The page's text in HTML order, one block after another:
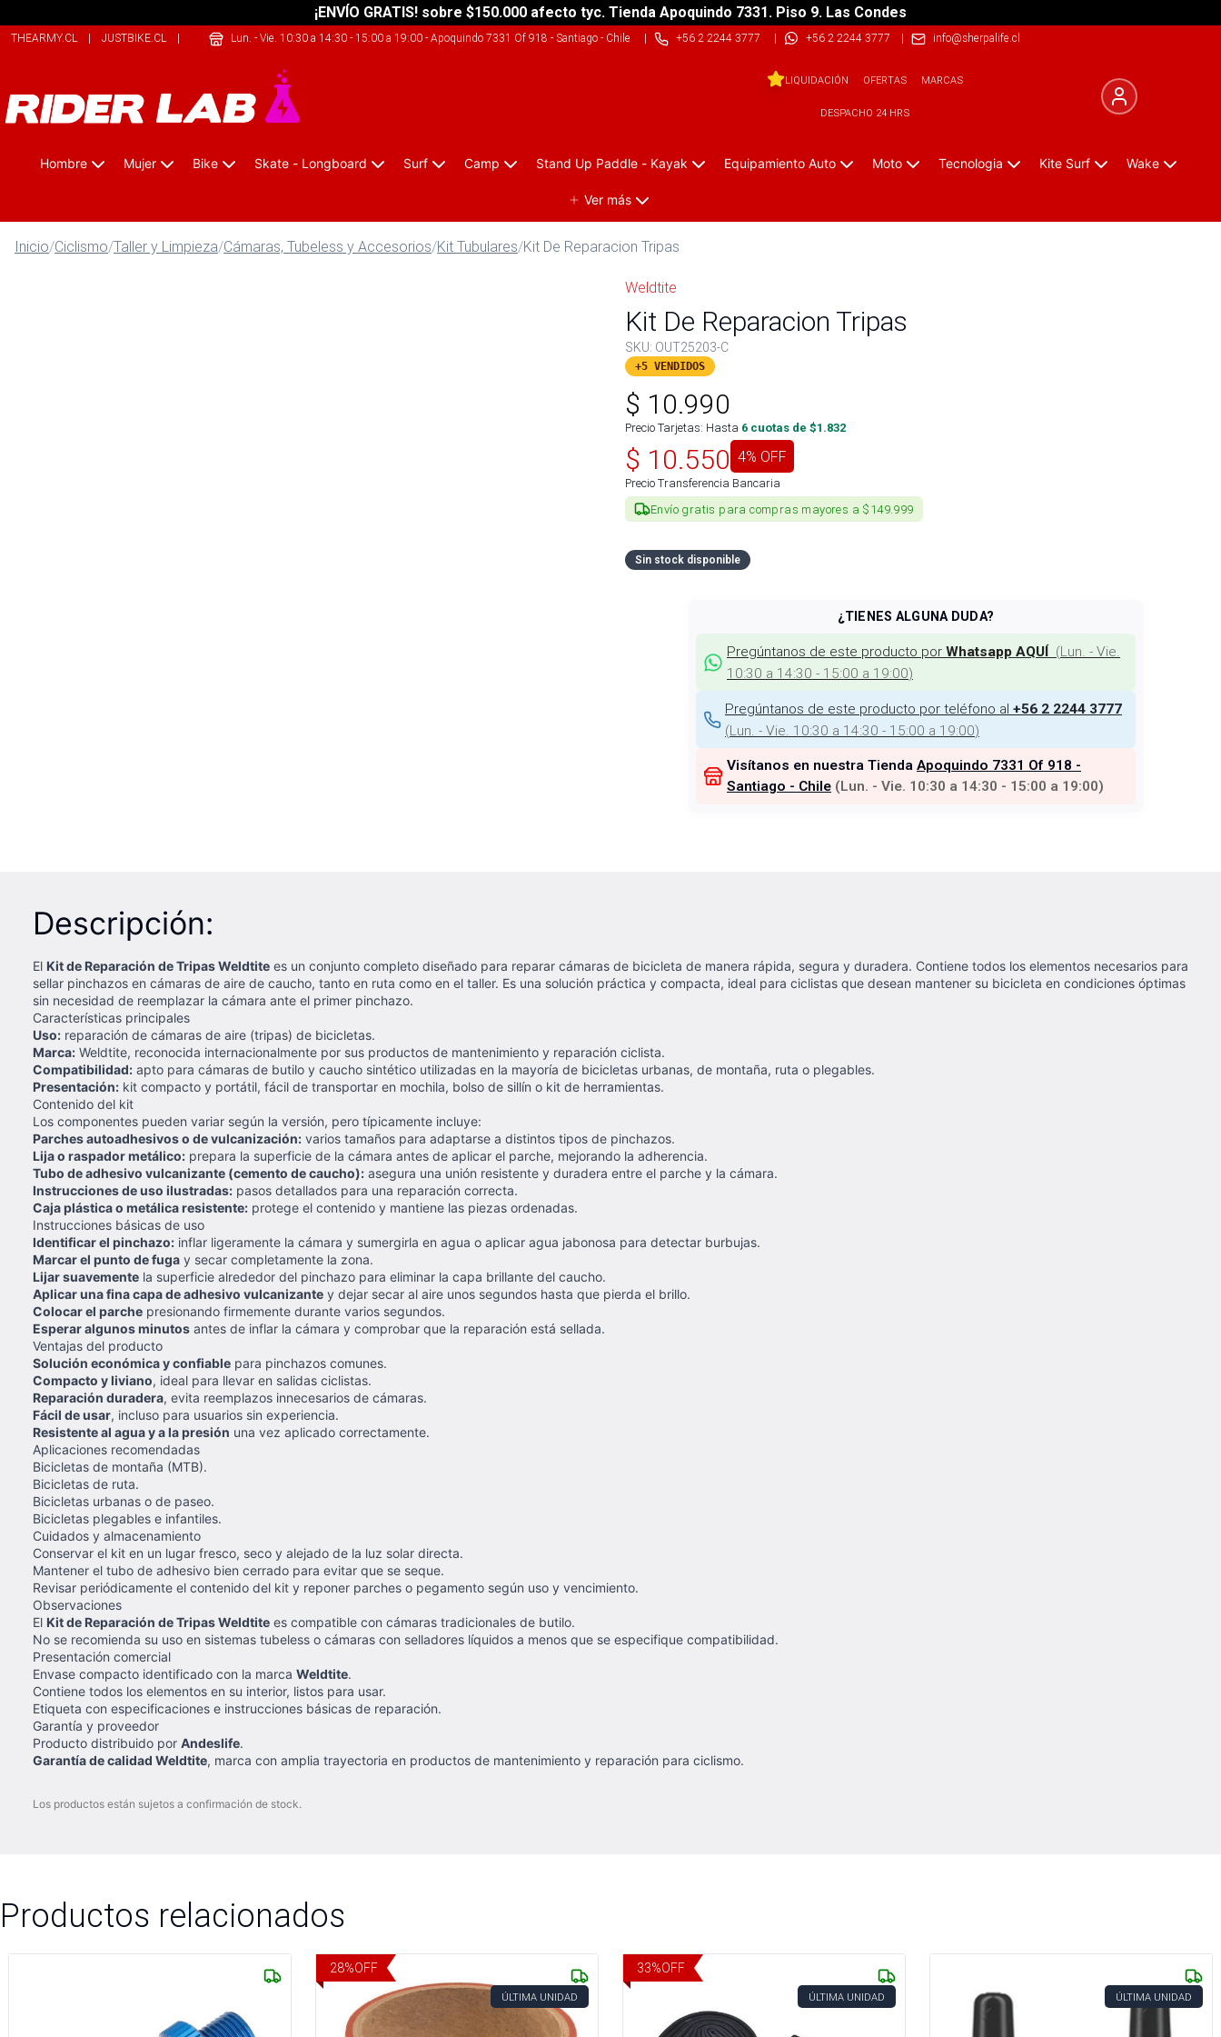
¡ENVÍO GRATIS! sobre $150.000 afecto tyc. Tienda Apoquindo 7331. Piso 9. Las Condes
THEARMY.CL | JUSTBIKE.CL | ONEKAYAK.CLLun. - Vie. 10:30 a 14:30 - 15:00 a 19:00- Apoquindo 7331 Of 918 - Santiago - Chile| +56 2 2244 3777 | +56 2 2244 3777 | info@sherpalife.cl
LIQUIDACIÓN OFERTAS MARCAS
DESPACHO 24 HRS
Hombre Mujer Bike Skate - Longboard Surf Camp Stand Up Paddle - Kayak Equipamiento Auto Moto Tecnologia Kite Surf Wake
Ver más
Inicio/Ciclismo/Taller y Limpieza/Cámaras, Tubeless y Accesorios/Kit Tubulares/Kit De Reparacion Tripas
Weldtite
Kit De Reparacion Tripas
SKU: OUT25203-C
+5 VENDIDOS
$ 10.990
Precio Tarjetas: Hasta 6 cuotas de $1.832
$ 10.550 4% OFF
Precio Transferencia Bancaria
Envío gratis para compras mayores a $149.999
Sin stock disponible
¿TIENES ALGUNA DUDA?
Pregúntanos de este producto por Whatsapp AQUÍ (Lun. - Vie.
10:30 a 14:30 - 15:00 a 19:00)
Pregúntanos de este producto por teléfono al +56 2 2244 3777
(Lun. - Vie. 10:30 a 14:30 - 15:00 a 19:00)
Visítanos en nuestra Tienda Apoquindo 7331 Of 918 -
Santiago - Chile (Lun. - Vie. 10:30 a 14:30 - 15:00 a 19:00)
Descripción:
El Kit de Reparación de Tripas Weldtite es un conjunto completo diseñado para reparar cámaras de bicicleta de manera rápida, segura y duradera. Contiene todos los elementos necesarios para
sellar pinchazos en cámaras de aire de caucho, tanto en ruta como en el taller. Es una solución práctica y compacta, ideal para ciclistas que desean mantener su bicicleta en condiciones óptimas
sin necesidad de reemplazar la cámara ante el primer pinchazo.
Características principales
Uso: reparación de cámaras de aire (tripas) de bicicletas.
Marca: Weldtite, reconocida internacionalmente por sus productos de mantenimiento y reparación ciclista.
Compatibilidad: apto para cámaras de butilo y caucho sintético utilizadas en la mayoría de bicicletas urbanas, de montaña, ruta o plegables.
Presentación: kit compacto y portátil, fácil de transportar en mochila, bolso de sillín o kit de herramientas.
Contenido del kit
Los componentes pueden variar según la versión, pero típicamente incluye:
Parches autoadhesivos o de vulcanización: varios tamaños para adaptarse a distintos tipos de pinchazos.
Lija o raspador metálico: prepara la superficie de la cámara antes de aplicar el parche, mejorando la adherencia.
Tubo de adhesivo vulcanizante (cemento de caucho): asegura una unión resistente y duradera entre el parche y la cámara.
Instrucciones de uso ilustradas: pasos detallados para una reparación correcta.
Caja plástica o metálica resistente: protege el contenido y mantiene las piezas ordenadas.
Instrucciones básicas de uso
Identificar el pinchazo: inflar ligeramente la cámara y sumergirla en agua o aplicar agua jabonosa para detectar burbujas.
Marcar el punto de fuga y secar completamente la zona.
Lijar suavemente la superficie alrededor del pinchazo para eliminar la capa brillante del caucho.
Aplicar una fina capa de adhesivo vulcanizante y dejar secar al aire unos segundos hasta que pierda el brillo.
Colocar el parche presionando firmemente durante varios segundos.
Esperar algunos minutos antes de inflar la cámara y comprobar que la reparación está sellada.
Ventajas del producto
Solución económica y confiable para pinchazos comunes.
Compacto y liviano, ideal para llevar en salidas ciclistas.
Reparación duradera, evita reemplazos innecesarios de cámaras.
Fácil de usar, incluso para usuarios sin experiencia.
Resistente al agua y a la presión una vez aplicado correctamente.
Aplicaciones recomendadas
Bicicletas de montaña (MTB).
Bicicletas de ruta.
Bicicletas urbanas o de paseo.
Bicicletas plegables e infantiles.
Cuidados y almacenamiento
Conservar el kit en un lugar fresco, seco y alejado de la luz solar directa.
Mantener el tubo de adhesivo bien cerrado para evitar que se seque.
Revisar periódicamente el contenido del kit y reponer parches o pegamento según uso y vencimiento.
Observaciones
El Kit de Reparación de Tripas Weldtite es compatible con cámaras tradicionales de butilo.
No se recomienda su uso en sistemas tubeless o cámaras con selladores líquidos a menos que se especifique compatibilidad.
Presentación comercial
Envase compacto identificado con la marca Weldtite.
Contiene todos los elementos en su interior, listos para usar.
Etiqueta con especificaciones e instrucciones básicas de reparación.
Garantía y proveedor
Producto distribuido por Andeslife.
Garantía de calidad Weldtite, marca con amplia trayectoria en productos de mantenimiento y reparación para ciclismo.
Los productos están sujetos a confirmación de stock.
Productos relacionados
28%OFF
ÚLTIMA UNIDAD
33%OFF
ÚLTIMA UNIDAD ÚLTIMA UNIDAD